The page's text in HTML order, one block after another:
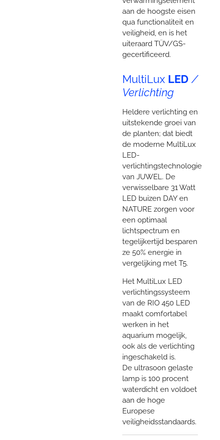
aan de hoogste eisen
qua functionaliteit en
veiligheid, en is het
uiteraard TÜV/GS-
gecertificeerd.
MultiLux LED /
Verlichting
Heldere verlichting en
uitstekende groei van
de planten; dat biedt
de moderne MultiLux
LED-
verlichtingstechnologie
van JUWEL. De
verwisselbare 31 Watt
LED buizen DAY en
NATURE zorgen voor
een optimaal
lichtspectrum en
tegelijkertijd besparen
ze 50% energie in
vergelijking met T5.
Het MultiLux LED
verlichtingssysteem
van de RIO 450 LED
maakt comfortabel
werken in het
aquarium mogelijk,
ook als de verlichting
ingeschakeld is.
De ultrasoon gelaste
lamp is 100 procent
waterdicht en voldoet
aan de hoge
Europese
veiligheidsstandaards.